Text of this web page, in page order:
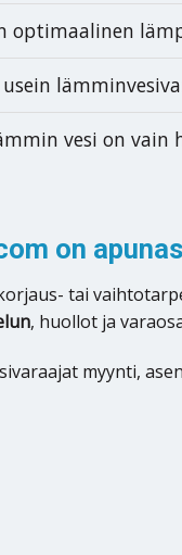
optimaalinen
vesi on vain
on
tai
, huollot ja
myynti,